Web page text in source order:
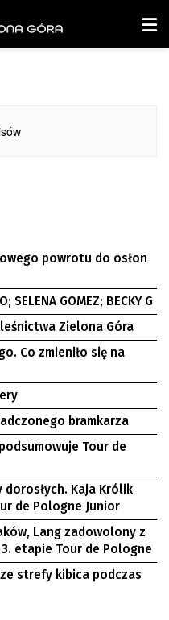
powrotu do osłon
SELENA GOMEZ; BECKY G
Zielona Góra
Co zmieniło się na
bramkarza
Tour de
Kaja Królik
de Pologne Junior
Lang zadowolony z
etapie Tour de Pologne
strefy kibica podczas